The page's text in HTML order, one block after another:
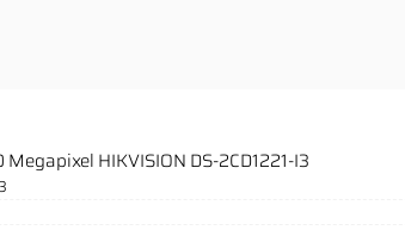
HIKVISION DS-2CD1221-I3